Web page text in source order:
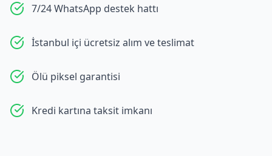
7/24 WhatsApp destek hattı
İstanbul içi ücretsiz alım ve teslimat
Ölü piksel garantisi
Kredi kartına taksit imkanı